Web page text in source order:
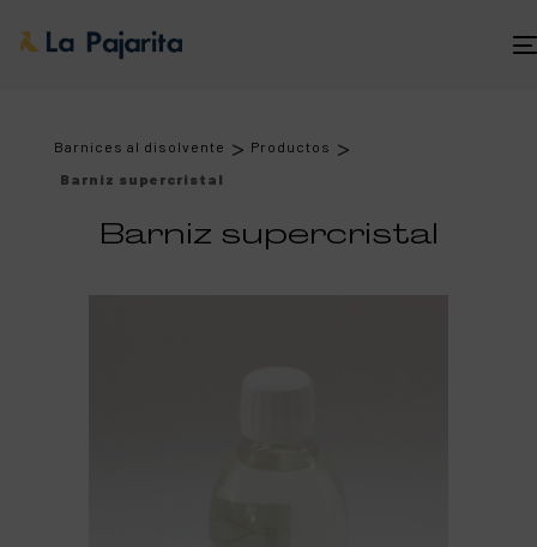
Barnices al disolvente > Productos >
Barniz supercristal
Barniz supercristal